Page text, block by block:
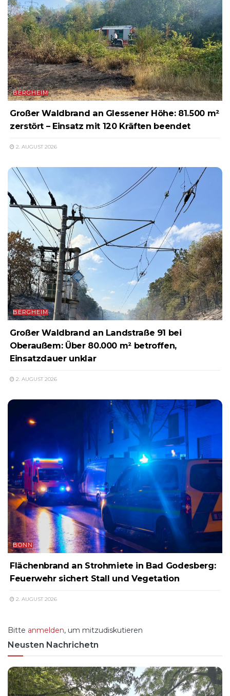
BERGHEIM
Großer Waldbrand an Glessener Höhe: 81.500 m²
zerstört – Einsatz mit 120 Kräften beendet
2. AUGUST 2026
BERGHEIM
Großer Waldbrand an Landstraße 91 bei
Oberaußem: Über 80.000 m² betroffen,
Einsatzdauer unklar
2. AUGUST 2026
BONN
Flächenbrand an Strohmiete in Bad Godesberg:
Feuerwehr sichert Stall und Vegetation
2. AUGUST 2026
Bitte anmelden, um mitzudiskutieren
Neusten Nachrichetn